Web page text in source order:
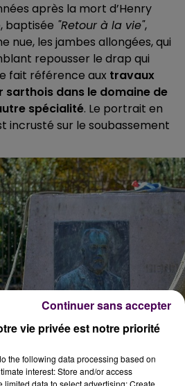
après la mort d’Henry
baptisée "Retour à la vie",
nue, les jambes allongées, qui
repousser le drap qui
fait référence aux travaux
sarthois dans le domaine de
spécialité. Le portrait en
incrusté sur le soubassement
vie privée est notre priorité
the following data processing based on
interest: Store and/or access
limited data to select advertising; Create
Continuer sans accepter